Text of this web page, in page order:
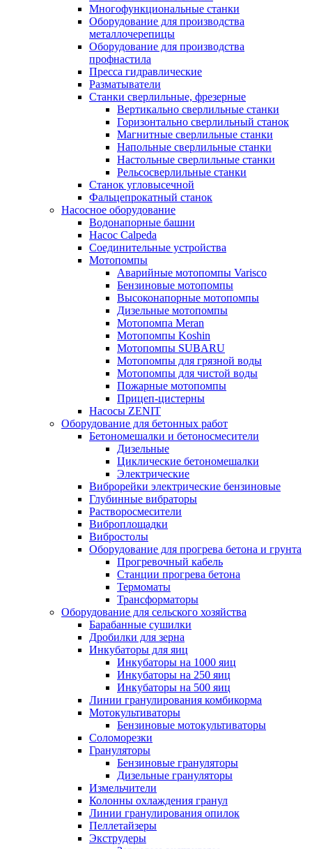
Многофункциональные станки
Оборудование для производства
металлочерепицы
Оборудование для производства
профнастила
Пресса гидравлические
Разматыватели
Станки сверлильные, фрезерные
Вертикально сверлильные станки
Горизонтально сверлильный станок
Магнитные сверлильные станки
Напольные сверлильные станки
Настольные сверлильные станки
Рельсосверлильные станки
Станок угловысечной
Фальцепрокатный станок
Насосное оборудование
Водонапорные башни
Насос Calpeda
Соединительные устройства
Мотопомпы
Аварийные мотопомпы Varisco
Бензиновые мотопомпы
Высоконапорные мотопомпы
Дизельные мотопомпы
Мотопомпа Meran
Мотопомпы Koshin
Мотопомпы SUBARU
Мотопомпы для грязной воды
Мотопомпы для чистой воды
Пожарные мотопомпы
Прицеп-цистерны
Насосы ZENIT
Оборудование для бетонных работ
Бетономешалки и бетоносмесители
Дизельные
Циклические бетономешалки
Электрические
Виброрейки электрические бензиновые
Глубинные вибраторы
Растворосмесители
Виброплощадки
Вибростолы
Оборудование для прогрева бетона и грунта
Прогревочный кабель
Станции прогрева бетона
Термоматы
Трансформаторы
Оборудование для сельского хозяйства
Барабанные сушилки
Дробилки для зерна
Инкубаторы для яиц
Инкубаторы на 1000 яиц
Инкубаторы на 250 яиц
Инкубаторы на 500 яиц
Линии гранулирования комбикорма
Мотокультиваторы
Бензиновые мотокультиваторы
Соломорезки
Грануляторы
Бензиновые грануляторы
Дизельные грануляторы
Измельчители
Колонны охлаждения гранул
Линии гранулирования опилок
Пеллетайзеры
Экструдеры